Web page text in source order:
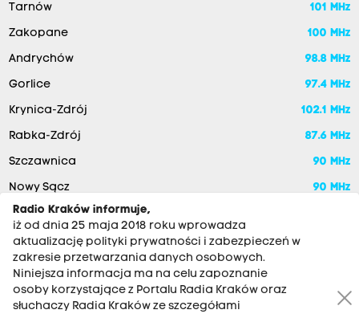
Tarnów 101 MHz
Zakopane 100 MHz
Andrychów 98.8 MHz
Gorlice 97.4 MHz
Krynica-Zdrój 102.1 MHz
Rabka-Zdrój 87.6 MHz
Szczawnica 90 MHz
Nowy Sącz
90 MHz
Radio Kraków informuje,
iż od dnia 25 maja 2018 roku wprowadza
aktualizację polityki prywatności i zabezpieczeń w
zakresie przetwarzania danych osobowych.
Niniejsza informacja ma na celu zapoznanie
osoby korzystające z Portalu Radia Kraków oraz
słuchaczy Radia Kraków ze szczegółami